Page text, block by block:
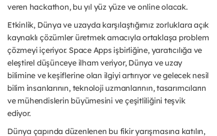
veren hackathon, bu yıl yüz yüze ve online olacak.
Etkinlik, Dünya ve uzayda karşılaştığımız zorluklara açık
kaynaklı çözümler üretmek amacıyla ortaklaşa problem
çözmeyi içeriyor. Space Apps işbirliğine, yaratıcılığa ve
eleştirel düşünceye ilham veriyor, Dünya ve uzay
bilimine ve keşiflerine olan ilgiyi artırıyor ve gelecek nesil
bilim insanlarının, teknoloji uzmanlarının, tasarımcıların
ve mühendislerin büyümesini ve çeşitliliğini teşvik
ediyor.
Dünya çapında düzenlenen bu fikir yarışmasına katılın,